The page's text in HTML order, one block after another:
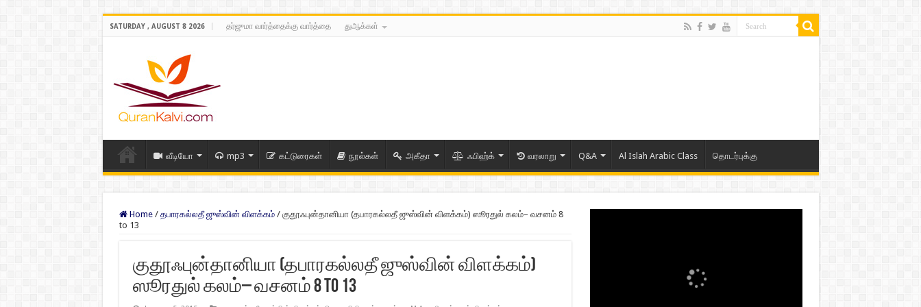
SATURDAY , AUGUST 8 2026 தர்ஜுமா வார்த்தைக்கு வார்த்தை துஆக்கள்
வீடியோ mp3 கட்டுரைகள் நூல்கள் அகீதா ஃபிஹ்க் வரலாறு Q&A Al Islah Arabic Class தொடர்புக்கு
Home / தபாரகல்லதீ ஜுஸ்வின் விளக்கம் / குதூஃபுன்தானியா (தபாரகல்லதீ ஜுஸ்வின் விளக்கம்) ஸூரதுல் கலம்– வசனம் 8
to 13
குதூஃபுன்தானியா (தபாரகல்லதீ ஜுஸ்வின் விளக்கம்)
ஸூரதுல் கலம்– வசனம் 8 to 13